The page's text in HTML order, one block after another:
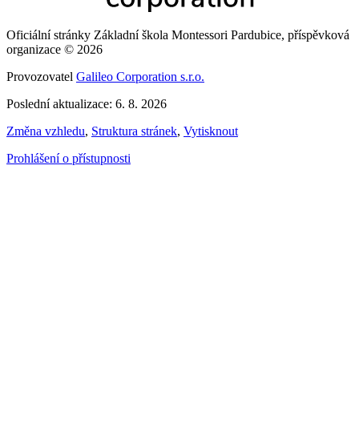
Oficiální stránky Základní škola Montessori Pardubice, příspěvková
organizace © 2026
Provozovatel Galileo Corporation s.r.o.
Poslední aktualizace: 6. 8. 2026
Změna vzhledu, Struktura stránek, Vytisknout
Prohlášení o přístupnosti